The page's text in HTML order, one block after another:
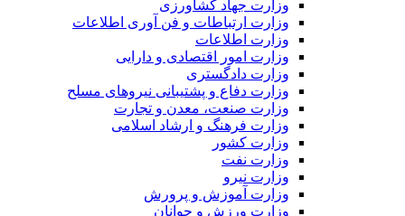
وزارت جهاد کشاورزی
وزارت ارتباطات و فن آوری اطلاعات
وزارت اطلاعات
وزارت امور اقتصادی و دارایی
وزارت دادگستری
وزارت دفاع و پشتیبانی نیروهای مسلح
وزارت صنعت، معدن و تجارت
وزارت فرهنگ و ارشاد اسلامی
وزارت کشور
وزارت نفت
وزارت نیرو
وزارت آموزش و پرورش
وزارت ورزش و جوانان